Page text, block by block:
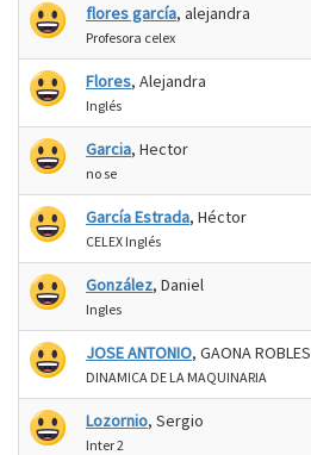
flores garcía, alejandra
Profesora celex
Flores, Alejandra
Inglés
Garcia, Hector
no se
García Estrada, Héctor
CELEX Inglés
González, Daniel
Ingles
JOSE ANTONIO, GAONA ROBLES
DINAMICA DE LA MAQUINARIA
Lozornio, Sergio
Inter 2